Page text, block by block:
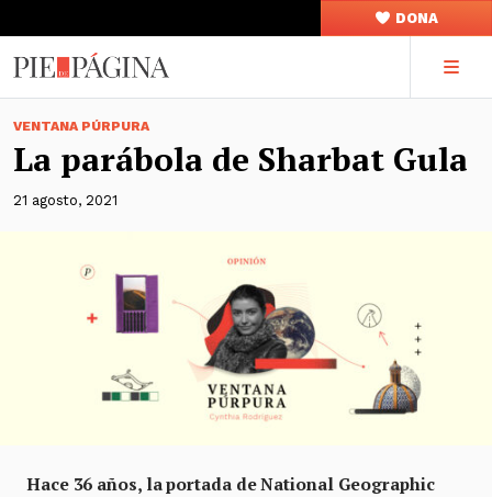
DONA
VENTANA PÚRPURA
La parábola de Sharbat Gula
21 agosto, 2021
Hace 36 años, la portada de National Geographic